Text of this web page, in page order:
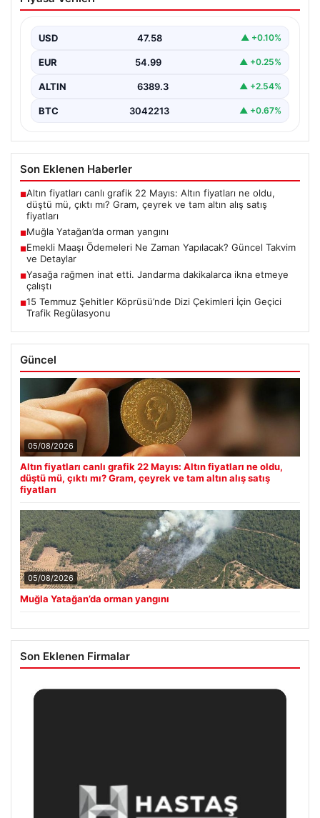
USD 47.58 ▲ +0.10%
EUR 54.99 ▲ +0.25%
ALTIN 6389.3 ▲ +2.54%
BTC 3042213 ▲ +0.67%
Son Eklenen Haberler
■Altın fiyatları canlı grafik 22 Mayıs: Altın fiyatları ne oldu,
düştü mü, çıktı mı? Gram, çeyrek ve tam altın alış satış
fiyatları
■Muğla Yatağan’da orman yangını
■Emekli Maaşı Ödemeleri Ne Zaman Yapılacak? Güncel Takvim
ve Detaylar
■Yasağa rağmen inat etti. Jandarma dakikalarca ikna etmeye
çalıştı
■15 Temmuz Şehitler Köprüsü’nde Dizi Çekimleri İçin Geçici
Trafik Regülasyonu
Güncel
05/08/2026
Altın fiyatları canlı grafik 22 Mayıs: Altın fiyatları ne oldu,
düştü mü, çıktı mı? Gram, çeyrek ve tam altın alış satış
fiyatları
05/08/2026
Muğla Yatağan’da orman yangını
Son Eklenen Firmalar